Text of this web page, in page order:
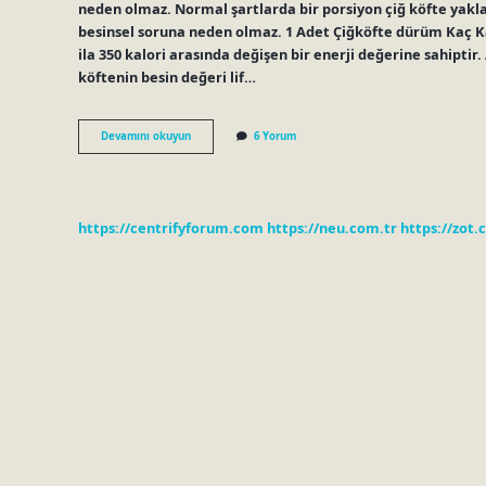
neden olmaz. Normal şartlarda bir porsiyon çiğ köfte
besinsel soruna neden olmaz. 1 Adet Çiğköfte dürüm
ila 350 kalori arasında değişen bir enerji değerine
köftenin besin değeri lif…
Devamını okuyun1
Adet
Kalori
6 Yorum
https://centrifyforum.com https://neu.com.tr https://